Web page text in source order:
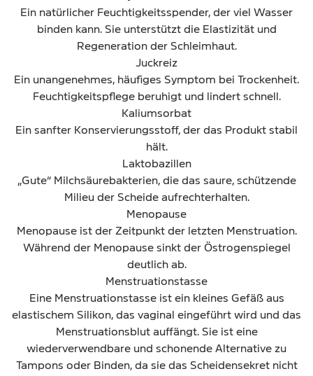
Ein natürlicher Feuchtigkeitsspender, der viel Wasser
binden kann. Sie unterstützt die Elastizität und
Regeneration der Schleimhaut.
Juckreiz
Ein unangenehmes, häufiges Symptom bei Trockenheit.
Feuchtigkeitspflege beruhigt und lindert schnell.
Kaliumsorbat
Ein sanfter Konservierungsstoff, der das Produkt stabil
hält.
Laktobazillen
„Gute“ Milchsäurebakterien, die das saure, schützende
Milieu der Scheide aufrechterhalten.
Menopause
Menopause ist der Zeitpunkt der letzten Menstruation.
Während der Menopause sinkt der Östrogenspiegel
deutlich ab.
Menstruationstasse
Eine Menstruationstasse ist ein kleines Gefäß aus
elastischem Silikon, das vaginal eingeführt wird und das
Menstruationsblut auffängt. Sie ist eine
wiederverwendbare und schonende Alternative zu
Tampons oder Binden, da sie das Scheidensekret nicht